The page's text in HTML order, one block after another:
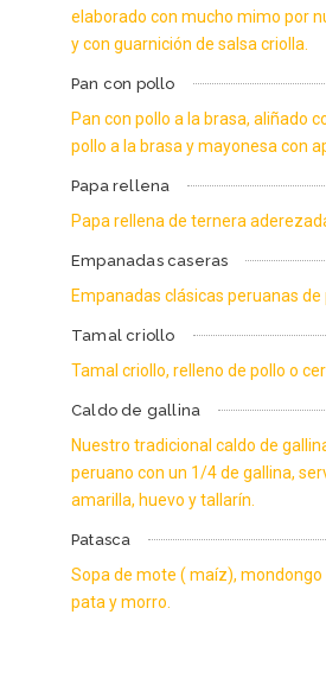
elaborado con mucho mimo por
y con guarnición de salsa criolla.
Pan con pollo
Pan con pollo a la brasa, aliñado
pollo a la brasa y mayonesa con
Papa rellena
Papa rellena de ternera
Empanadas caseras
Empanadas clásicas peruanas de
Tamal criollo
Tamal criollo, relleno de pollo o
Caldo de gallina
Nuestro tradicional caldo de
peruano con un 1/4 de gallina,
amarilla, huevo y tallarín.
Patasca
Sopa de mote ( maíz), mondongo
pata y morro.